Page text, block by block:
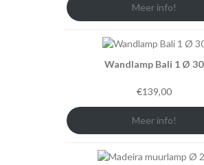
Meer info!
Wandlamp Bali 1 Ø 30
€139,00
Meer info!